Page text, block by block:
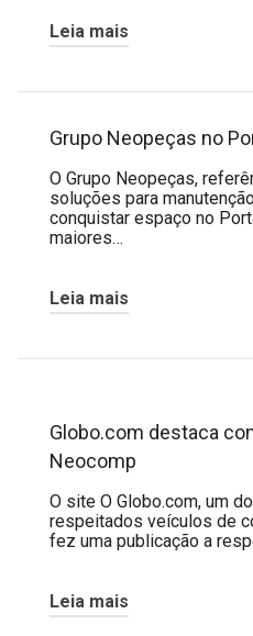
Leia mais
Grupo Neopeças no
O Grupo Neopeças,
soluções para
conquistar espaço no
maiores…
Leia mais
Globo.com destaca
Neocomp
O site O Globo.com, um
respeitados veículos de
fez uma publicação a
Leia mais